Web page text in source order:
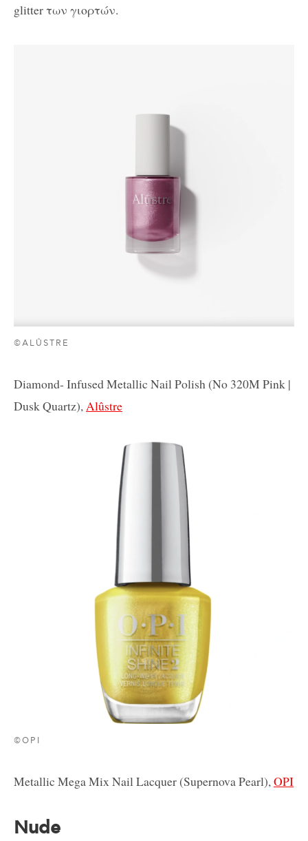
glitter των γιορτών.
©ALÛSTRE
Diamond- Infused Metallic Nail Polish (No 320M Pink |
Dusk Quartz),Alûstre
©OPI
Metallic Mega Mix Nail Lacquer (Supernova Pearl),OPI
Nude